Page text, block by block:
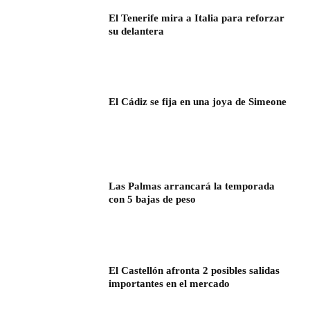
El Tenerife mira a Italia para reforzar
su delantera
El Cádiz se fija en una joya de Simeone
Las Palmas arrancará la temporada
con 5 bajas de peso
El Castellón afronta 2 posibles salidas
importantes en el mercado